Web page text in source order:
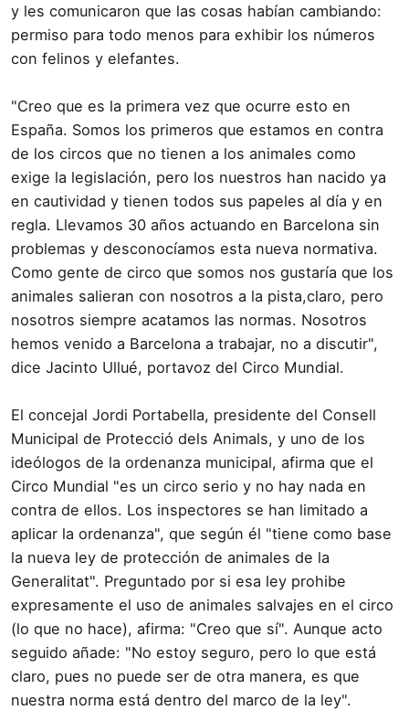
y les comunicaron que las cosas habían cambiando:
permiso para todo menos para exhibir los números
con felinos y elefantes.
"Creo que es la primera vez que ocurre esto en
España. Somos los primeros que estamos en contra
de los circos que no tienen a los animales como
exige la legislación, pero los nuestros han nacido ya
en cautividad y tienen todos sus papeles al día y en
regla. Llevamos 30 años actuando en Barcelona sin
problemas y desconocíamos esta nueva normativa.
Como gente de circo que somos nos gustaría que los
animales salieran con nosotros a la pista,claro, pero
nosotros siempre acatamos las normas. Nosotros
hemos venido a Barcelona a trabajar, no a discutir",
dice Jacinto Ullué, portavoz del Circo Mundial.
El concejal Jordi Portabella, presidente del Consell
Municipal de Protecció dels Animals, y uno de los
ideólogos de la ordenanza municipal, afirma que el
Circo Mundial "es un circo serio y no hay nada en
contra de ellos. Los inspectores se han limitado a
aplicar la ordenanza", que según él "tiene como base
la nueva ley de protección de animales de la
Generalitat". Preguntado por si esa ley prohibe
expresamente el uso de animales salvajes en el circo
(lo que no hace), afirma: "Creo que sí". Aunque acto
seguido añade: "No estoy seguro, pero lo que está
claro, pues no puede ser de otra manera, es que
nuestra norma está dentro del marco de la ley".